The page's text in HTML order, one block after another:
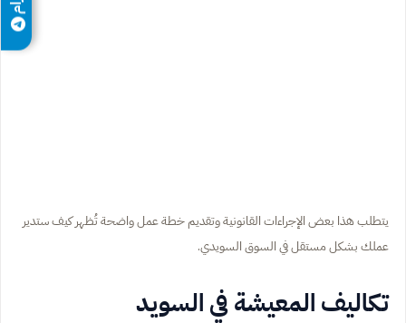
يتطلب هذا بعض الإجراءات القانونية وتقديم خطة عمل واضحة تُظهر كيف ستدير
عملك بشكل مستقل في السوق السويدي.
تكاليف المعيشة في السويد